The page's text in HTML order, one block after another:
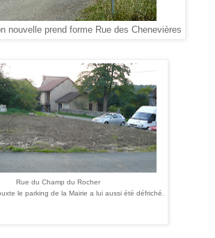
nouvelle prend forme Rue des Chenevières
Rue du Champ du Rocher
le parking de la Mairie a lui aussi été défriché.